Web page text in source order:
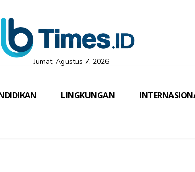
Jumat, Agustus 7, 2026
LINGKUNGAN